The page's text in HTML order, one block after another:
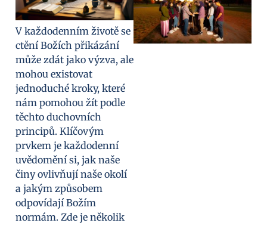
V každodenním životě se
ctění Božích přikázání
může zdát jako výzva, ale
mohou existovat
jednoduché kroky, které
nám pomohou žít podle
těchto duchovních
principů. Klíčovým
prvkem je každodenní
uvědomění si, jak naše
činy ovlivňují naše okolí
a jakým způsobem
odpovídají Božím
normám. Zde je několik